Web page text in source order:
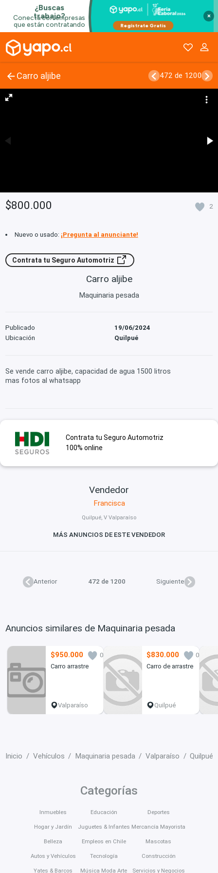
×
Carro aljibe 472 de 1200
$800.000 2
Nuevo o usado: ¡Pregunta al anunciante!
Contrata tu Seguro Automotriz
Carro aljibe
Maquinaria pesada
Publicado
19/06/2024
Ubicación
Quilpué
Se vende carro aljibe, capacidad de agua 1500 litros
mas fotos al whatsapp
Contrata tu Seguro Automotriz
100% online
Vendedor
Francisca
Quilpué, V Valparaíso
MÁS ANUNCIOS DE ESTE VENDEDOR
Anterior 472 de 1200 Siguiente
Anuncios similares de Maquinaria pesada
$950.000
0
Carro arrastre
Valparaíso
$830.000
0
Carro de arrastre
Quilpué
Inicio Vehículos Maquinaria pesada Valparaíso Quilpué
Categorías
Inmuebles
Hogar y Jardín
Belleza
Autos y Vehículos
Yates & Barcos
Educación
Juguetes & Infantes
Empleos en Chile
Tecnología
Música Moda Arte
Deportes
Mercancía Mayorista
Mascotas
Construcción
Servicios y Negocios